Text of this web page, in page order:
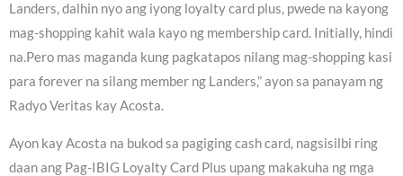
Landers, dalhin nyo ang iyong loyalty card plus, pwede na kayong
mag-shopping kahit wala kayo ng membership card. Initially, hindi
na.Pero mas maganda kung pagkatapos nilang mag-shopping kasi
para forever na silang member ng Landers,” ayon sa panayam ng
Radyo Veritas kay Acosta.
Ayon kay Acosta na bukod sa pagiging cash card, nagsisilbi ring
daan ang Pag-IBIG Loyalty Card Plus upang makakuha ng mga